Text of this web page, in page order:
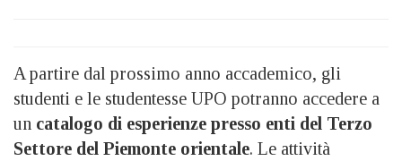
A partire dal prossimo anno accademico, gli
studenti e le studentesse UPO potranno accedere a
un catalogo di esperienze presso enti del Terzo
Settore del Piemonte orientale. Le attività